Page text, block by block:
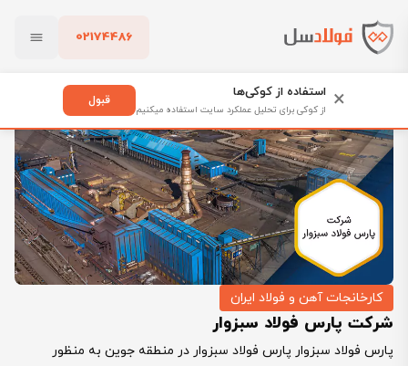
02174486
پاک کردن
فولادسل
شرکت پارس فولاد سبزوار
کارخانجات آهن و فولاد ایران
شرکت پارس فولاد سبزوار
پارس فولاد سبزوار پارس فولاد سبزوار در منطقه جوین به منظور
× استفاده از کوکی‌ها
از کوکی برای تحلیل عملکرد سایت استفاده میکنیم
قبول